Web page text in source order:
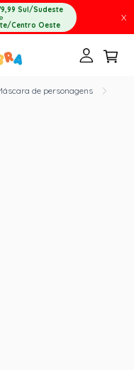
Sul/Sudeste
Centro Oeste
X
de personagens